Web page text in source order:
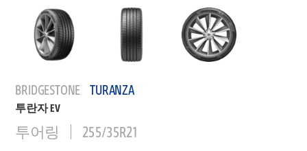
BRIDGESTONE TURANZA
투란자 EV
투어링 255/35R21